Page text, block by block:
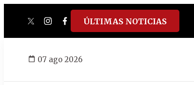
twitterinstagram
facebook
tiktokyoutube
spotify
ÚLTIMAS NOTICIAS
07 ago 2026